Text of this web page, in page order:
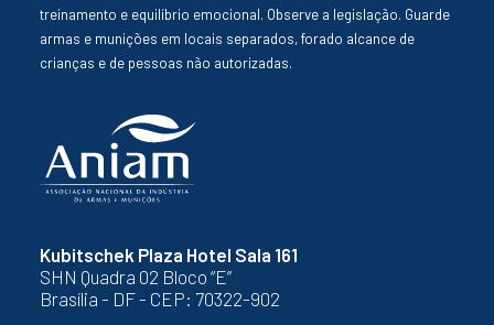
Kubitschek Plaza Hotel Sala 161
SHN Quadra 02 Bloco “E”
Brasília - DF - CEP: 70322-902
treinamento e equilíbrio emocional. Observe a legislação. Guarde
armas e munições em locais separados, forado alcance de
crianças e de pessoas não autorizadas.